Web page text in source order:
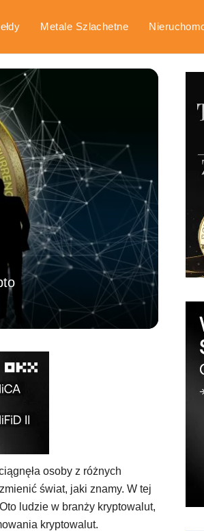
Metale Szlachetne
osoby z różnych
świat, jaki znamy. W tej
ludzie w branży kryptowalut,
kryptowalut.